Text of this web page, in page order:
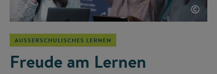
©
AUSSERSCHULISCHES LERNEN
Freude am Lernen